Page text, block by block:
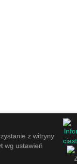
z witryny
wg ustawień